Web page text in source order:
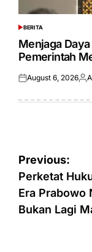
POSTED
IN
BERITA
Menjaga
Pemerintah
Posted
August 6, 2026
Post
Previous:
Perketat
Era Prabowo
Bukan Lagi